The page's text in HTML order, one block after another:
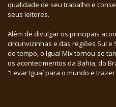
qualidade de seu trabalho e
seus leitores.
Além de divulgar os principais
circunvizinhas e das regiões Sul
do tempo, o Iguaí Mix tornou-se
os acontecimentos da Bahia, do
“Levar Iguaí para o mundo e